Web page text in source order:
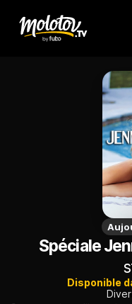
Spéciale
Disponible